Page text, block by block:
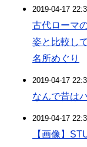
2019-04-17
古代ローマ
姿と比較し
名所めぐり
2019-04-17
なんで昔は
2019-04-17
【画像】